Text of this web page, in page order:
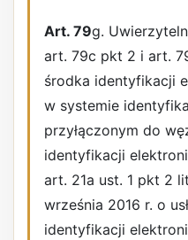
Art. 79g.
art. 79c pkt 2 i art.
środka identyfikacji
w systemie
przyłączonym do
identyfikacji
art. 21a ust. 1 pkt 2
września 2016 r. o
identyfikacji